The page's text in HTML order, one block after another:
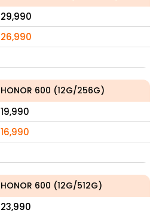
29,990
26,990
HONOR 600 (12G/256G)
19,990
16,990
HONOR 600 (12G/512G)
23,990